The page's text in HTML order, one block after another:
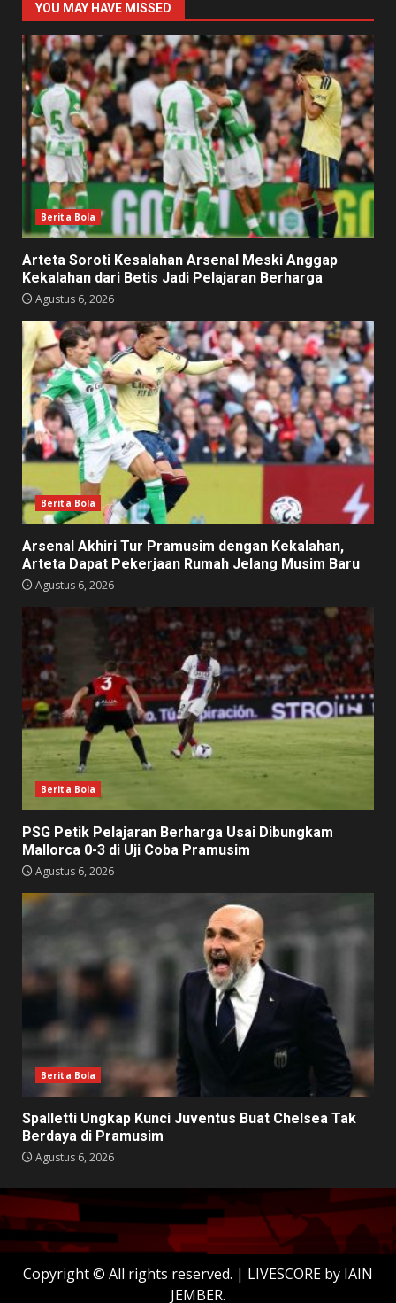
YOU MAY HAVE MISSED
Berita Bola
Arteta Soroti Kesalahan Arsenal Meski Anggap
Kekalahan dari Betis Jadi Pelajaran Berharga
Agustus 6, 2026
Berita Bola
Arsenal Akhiri Tur Pramusim dengan Kekalahan,
Arteta Dapat Pekerjaan Rumah Jelang Musim Baru
Agustus 6, 2026
Berita Bola
PSG Petik Pelajaran Berharga Usai Dibungkam
Mallorca 0-3 di Uji Coba Pramusim
Agustus 6, 2026
Berita Bola
Spalletti Ungkap Kunci Juventus Buat Chelsea Tak
Berdaya di Pramusim
Agustus 6, 2026
Copyright © All rights reserved. | LIVESCORE by IAIN
JEMBER.